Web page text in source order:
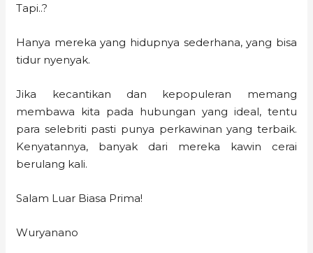
Tapi..?
Hanya mereka yang hidupnya sederhana, yang bisa
tidur nyenyak.
Jika kecantikan dan kepopuleran memang
membawa kita pada hubungan yang ideal, tentu
para selebriti pasti punya perkawinan yang terbaik.
Kenyatannya, banyak dari mereka kawin cerai
berulang kali.
Salam Luar Biasa Prima!
Wuryanano